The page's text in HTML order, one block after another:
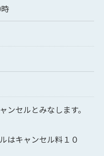
ンセルとみなします。
はキャンセル料１０